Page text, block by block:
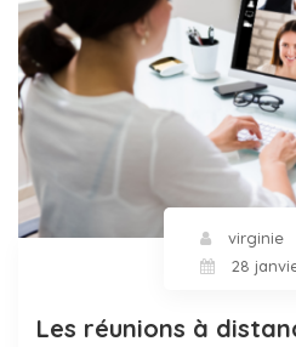
virginie
28
Les réunions à